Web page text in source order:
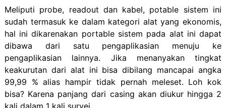
Meliputi probe, readout dan kabel, potable sistem ini
sudah termasuk ke dalam kategori alat yang ekonomis,
hal ini dikarenakan portable sistem pada alat ini dapat
dibawa dari satu pengaplikasian menuju ke
pengaplikasian lainnya. Jika menanyakan tingkat
keakurutan dari alat ini bisa dibilang mancapai angka
99,99 % alias hampir tidak pernah meleset. Loh kok
bisa? Karena panjang dari casing akan diukur hingga 2
kali dalam 1 kali survei.